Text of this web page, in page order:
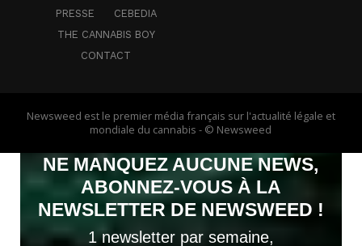
PRESSE
CEBEDIA
THE CANNABIS BOY
CONTACT
Newsweed est le premier média français sur l'actualité légale et
mondiale du cannabis - © Newsweed
NE MANQUEZ AUCUNE NEWS,
ABONNEZ-VOUS À LA
NEWSLETTER DE NEWSWEED !
1 newsletter par semaine,